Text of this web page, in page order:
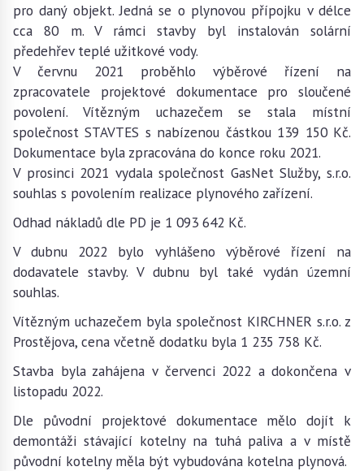
pro daný objekt. Jedná se o plynovou přípojku v délce
cca 80 m. V rámci stavby byl instalován solární
předehřev teplé užitkové vody.
V červnu 2021 proběhlo výběrové řízení na
zpracovatele projektové dokumentace pro sloučené
povolení. Vítězným uchazečem se stala místní
společnost STAVTES s nabízenou částkou 139 150 Kč.
Dokumentace byla zpracována do konce roku 2021.
V prosinci 2021 vydala společnost GasNet Služby, s.r.o.
souhlas s povolením realizace plynového zařízení.
Odhad nákladů dle PD je 1 093 642 Kč.
V dubnu 2022 bylo vyhlášeno výběrové řízení na
dodavatele stavby. V dubnu byl také vydán územní
souhlas.
Vítězným uchazečem byla společnost KIRCHNER s.r.o. z
Prostějova, cena včetně dodatku byla 1 235 758 Kč.
Stavba byla zahájena v červenci 2022 a dokončena v
listopadu 2022.
Dle původní projektové dokumentace mělo dojít k
demontáži stávající kotelny na tuhá paliva a v místě
původní kotelny měla být vybudována kotelna plynová.